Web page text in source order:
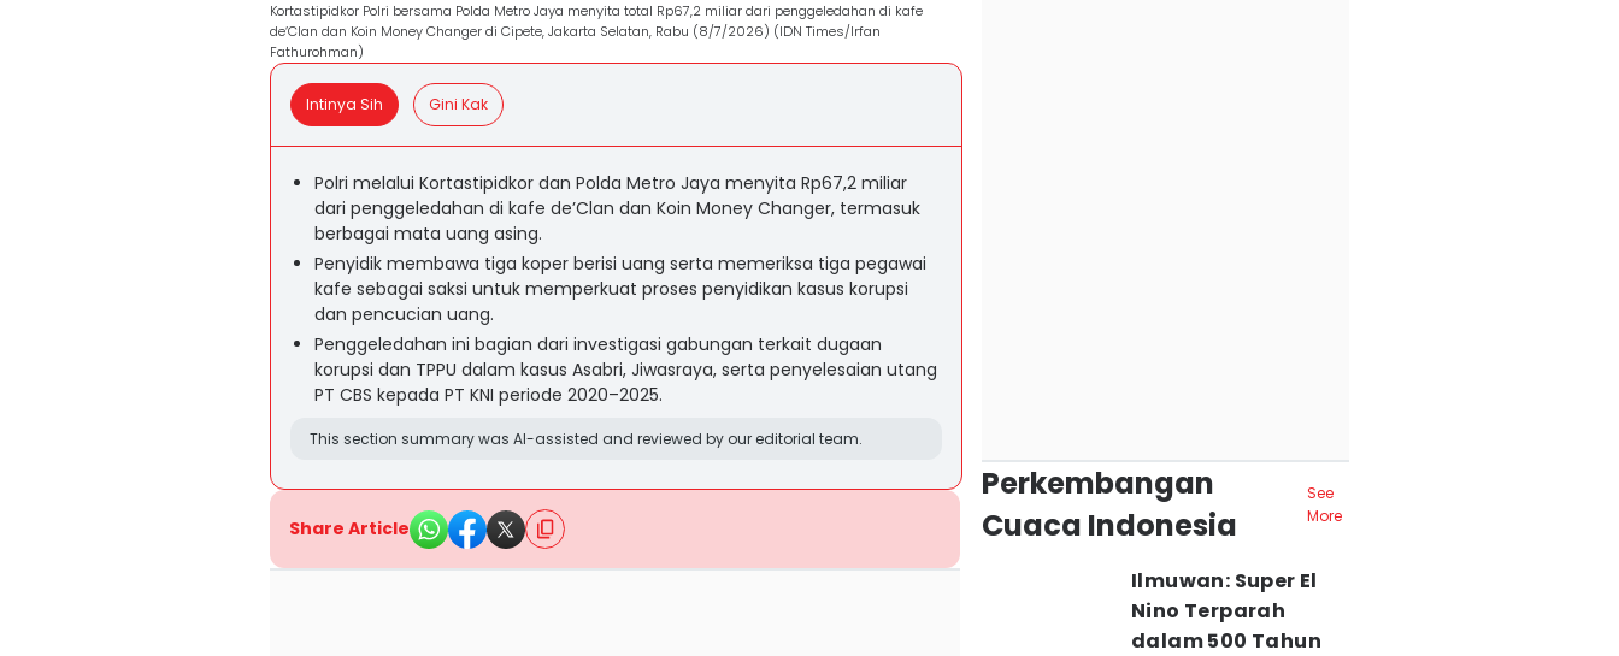
Kortastipidkor Polri bersama Polda Metro Jaya menyita total Rp67,2 miliar dari penggeledahan di kafe
de’Clan dan Koin Money Changer di Cipete, Jakarta Selatan, Rabu (8/7/2026) (IDN Times/Irfan
Fathurohman)
Intinya Sih Gini Kak
Polri melalui Kortastipidkor dan Polda Metro Jaya menyita Rp67,2 miliar
dari penggeledahan di kafe de’Clan dan Koin Money Changer, termasuk
berbagai mata uang asing.
Penyidik membawa tiga koper berisi uang serta memeriksa tiga pegawai
kafe sebagai saksi untuk memperkuat proses penyidikan kasus korupsi
dan pencucian uang.
Penggeledahan ini bagian dari investigasi gabungan terkait dugaan
korupsi dan TPPU dalam kasus Asabri, Jiwasraya, serta penyelesaian utang
PT CBS kepada PT KNI periode 2020–2025.
This section summary was AI-assisted and reviewed by our editorial team.
Share Article
Perkembangan
Cuaca Indonesia
See
More
Ilmuwan: Super El
Nino Terparah
dalam 500 Tahun